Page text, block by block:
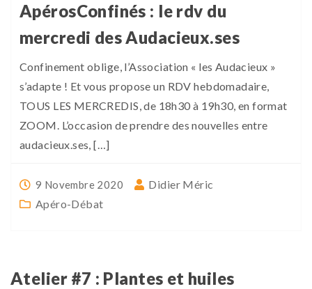
ApérosConfinés : le rdv du
mercredi des Audacieux.ses
Confinement oblige, l’Association « les Audacieux »
s’adapte ! Et vous propose un RDV hebdomadaire,
TOUS LES MERCREDIS, de 18h30 à 19h30, en format
ZOOM. L’occasion de prendre des nouvelles entre
audacieux.ses, […]
9 Novembre 2020
Didier Méric
Apéro-Débat
Atelier #7 : Plantes et huiles